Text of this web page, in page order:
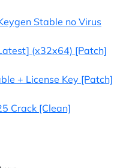
Stable no Virus
(x32x64) [Patch]
+ License Key [Patch]
Crack [Clean]